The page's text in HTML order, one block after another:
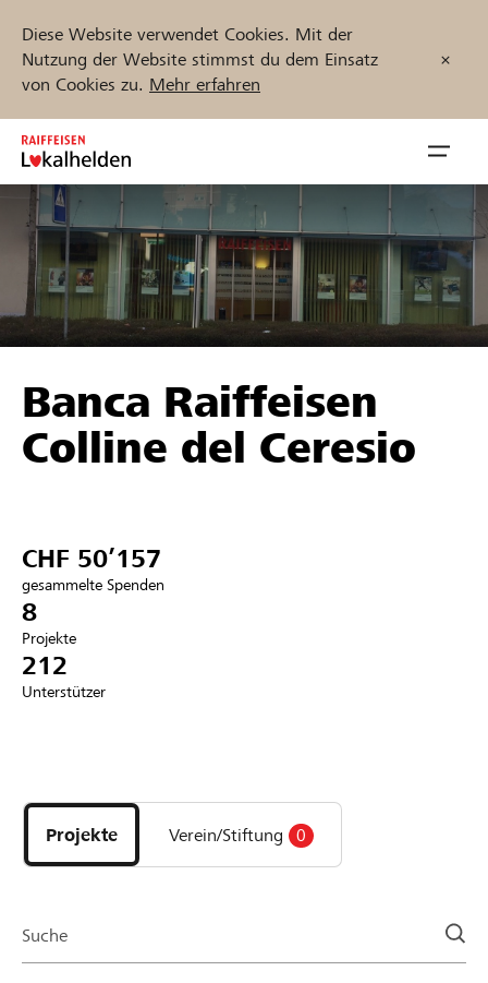
Diese Website verwendet Cookies. Mit der
Nutzung der Website stimmst du dem Einsatz
von Cookies zu. Mehr erfahren
Zum
Inhalt
springen
öffnen
Unterstützen
Hilfe & Support
Anmelden
Projekte und Organisationen finden
Jetzt starten
DE FR IT
Banca Raiffeisen
Colline del Ceresio
CHF 50’157
gesammelte Spenden
8
Projekte
212
Unterstützer
Projekte
und
Organisationen
Projekte Verein/Stiftung 0
Suche